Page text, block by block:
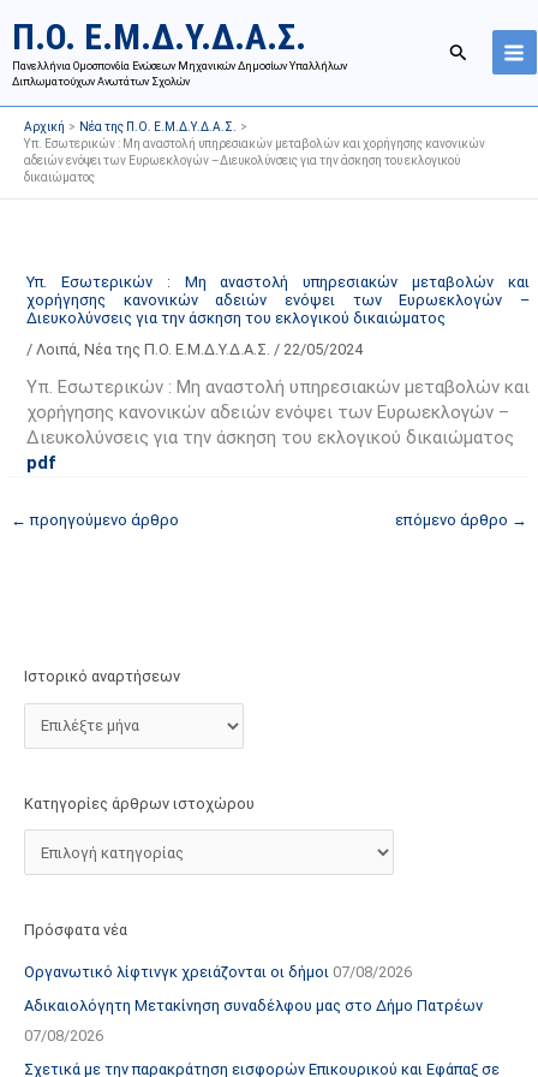
περιεχόμενο
Π.Ο. Ε.Μ.Δ.Υ.Δ.Α.Σ.
Πανελλήνια Ομοσπονδία Ενώσεων Μηχανικών Δημοσίων Υπαλλήλων
Διπλωματούχων Ανωτάτων Σχολών
Αναζήτηση
Αρχική
Νέα της Π.Ο. Ε.Μ.Δ.Υ.Δ.Α.Σ.
Υπ. Εσωτερικών : Μη αναστολή υπηρεσιακών μεταβολών και χορήγησης κανονικών
αδειών ενόψει των Ευρωεκλογών –Διευκολύνσεις για την άσκηση του εκλογικού
δικαιώματος
Υπ. Εσωτερικών : Μη αναστολή υπηρεσιακών μεταβολών και
χορήγησης κανονικών αδειών ενόψει των Ευρωεκλογών –
Διευκολύνσεις για την άσκηση του εκλογικού δικαιώματος
/ Λοιπά Νέα της Π.Ο. Ε.Μ.Δ.Υ.Δ.Α.Σ. / 22/05/2024
Υπ. Εσωτερικών : Μη αναστολή υπηρεσιακών μεταβολών και
χορήγησης κανονικών αδειών ενόψει των Ευρωεκλογών –
Διευκολύνσεις για την άσκηση του εκλογικού δικαιώματος
pdf
← προηγούμενο άρθρο επόμενο άρθρο →
Ιστορικό αναρτήσεων
τ
ο
ρ
ι
ν
α
ρ
ή
σ
ε
ν
Κατηγορίες άρθρων ιστοχώρου
τ
η
γ
ο
ς
ά
ρ
ρ
ω
ν
σ
ρ
ο
Πρόσφατα νέα
Οργανωτικό λίφτινγκ χρειάζονται οι δήμοι 07/08/2026
Αδικαιολόγητη Μετακίνηση συναδέλφου μας στο Δήμο Πατρέων
07/08/2026
Σχετικά με την παρακράτηση εισφορών Επικουρικού και Εφάπαξ σε